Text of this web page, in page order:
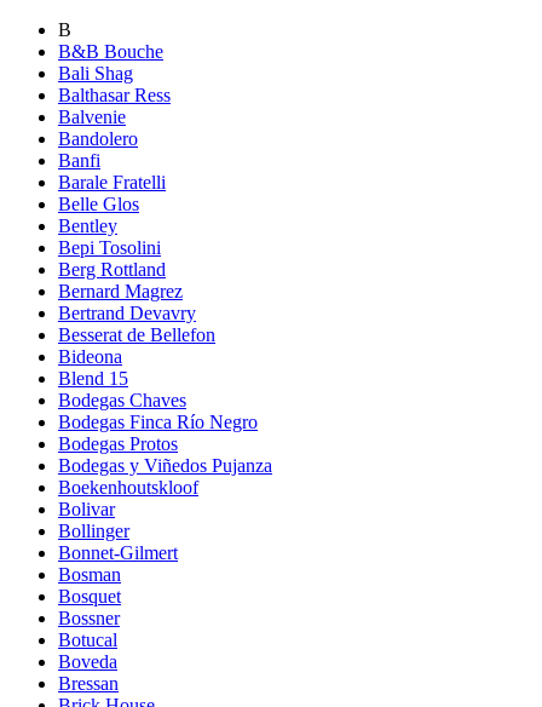
B
B&B Bouche
Bali Shag
Balthasar Ress
Balvenie
Bandolero
Banfi
Barale Fratelli
Belle Glos
Bentley
Bepi Tosolini
Berg Rottland
Bernard Magrez
Bertrand Devavry
Besserat de Bellefon
Bideona
Blend 15
Bodegas Chaves
Bodegas Finca Río Negro
Bodegas Protos
Bodegas y Viñedos Pujanza
Boekenhoutskloof
Bolivar
Bollinger
Bonnet-Gilmert
Bosman
Bosquet
Bossner
Botucal
Boveda
Bressan